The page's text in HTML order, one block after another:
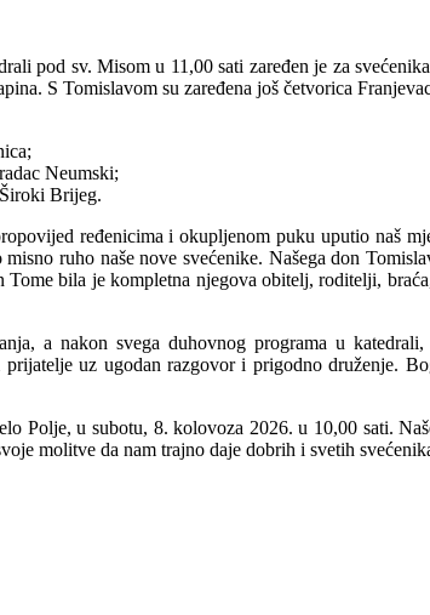
pod sv. Misom u 11,00 sati zaređen je za
S Tomislavom su zaređena još četvorica
Neumski;
Brijeg.
ređenicima i okupljenom puku uputio naš
ruho naše nove svećenike. Našega don
bila je kompletna njegova obitelj, roditelji,
a nakon svega duhovnog programa u
uz ugodan razgovor i prigodno druženje.
Polje, u subotu, 8. kolovoza 2026. u 10,00 sati.
molitve da nam trajno daje dobrih i svetih